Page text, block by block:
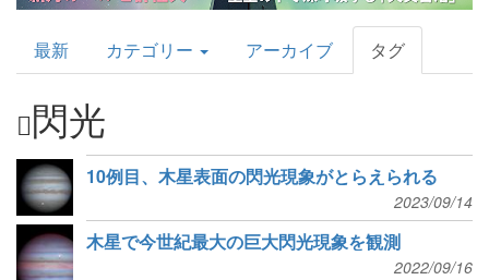
AstroArts
Topics
最新 カテゴリー アーカイブ タグ
閃光
10例目、木星表面の閃光現象がとらえられる
2023/09/14
木星で今世紀最大の巨大閃光現象を観測
2022/09/16